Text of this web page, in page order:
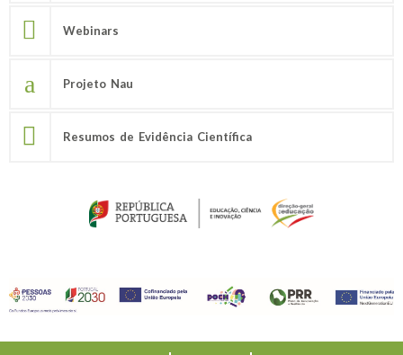
Webinars
Projeto Nau
Resumos de Evidência Científica